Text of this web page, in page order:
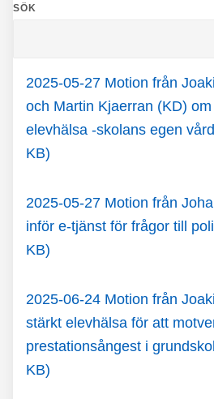
SÖK
2025-05-27 Motion från
och Martin Kjaerran (KD)
elevhälsa -skolans egen
KB)
2025-05-27 Motion från
inför e-tjänst för frågor till
KB)
2025-06-24 Motion från
stärkt elevhälsa för att
prestationsångest i
KB)